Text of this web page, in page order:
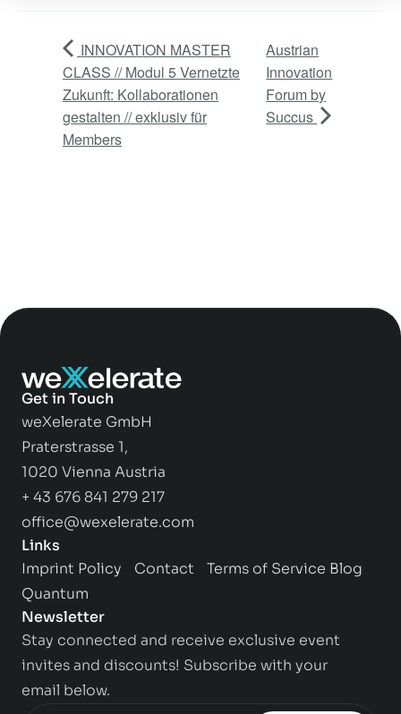
INNOVATION MASTER
CLASS // Modul 5 Vernetzte
Zukunft: Kollaborationen
gestalten // exklusiv für
Members
Austrian
Innovation
Forum by
Succus
Get in Touch
weXelerate GmbH
Praterstrasse 1,
1020 Vienna Austria
+ 43 676 841 279 217
office@wexelerate.com
Links
Imprint Policy Contact Terms of Service Blog
Quantum
Newsletter
Stay connected and receive exclusive event
invites and discounts! Subscribe with your
email below.